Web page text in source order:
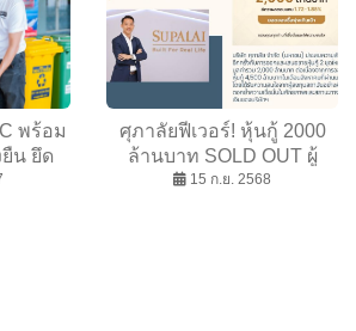
พร้อม
น ยึด
ล้อม-
ศุภาลัยฟีเวอร์! หุ้นกู้ 2000
ล้านบาท SOLD OUT ผู้
ลงทุนสถาบันให้ความสนใจ
15 ก.ย. 2568